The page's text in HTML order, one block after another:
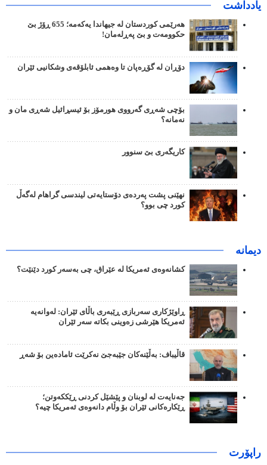
یادداشت
هەرێمی کوردستان لە جیهاندا یەکەمە؛ 655 ڕۆژ بێ
حکوومەت و بێ پەڕلەمان!
دۆڕان لە گۆڕەپان تا وەهمی ئابلۆقەی وشکانیی ئێران
بۆچی شەڕی گەرووی هورمۆز بۆ ئیسڕائیل شەڕی مان و
نەمانە؟
کاریگەری بێ سنوور
نهێنی پشت پەردەی دۆستایەتی لیندسی گراهام لەگەڵ
کورد چی بوو؟
دیمانە
کشانەوەی ئەمریکا لە عێراق، چی بەسەر کورد دێنێت؟
ڕاوێژکاری سەربازی ڕێبەری باڵای ئێران: لەوانەیە
ئەمریکا هێرشی زەوینی بکاتە سەر ئێران
قاڵیباف: بەڵێنەکان جێبەجێ نەکرێت ئامادەین بۆ شەڕ
جەنایەت لە لوبنان و پێشێل کردنی ڕێککەوتن؛
ڕێکارەکانی ئێران بۆ وڵام دانەوەی ئەمریکا چیە؟
راپۆرت